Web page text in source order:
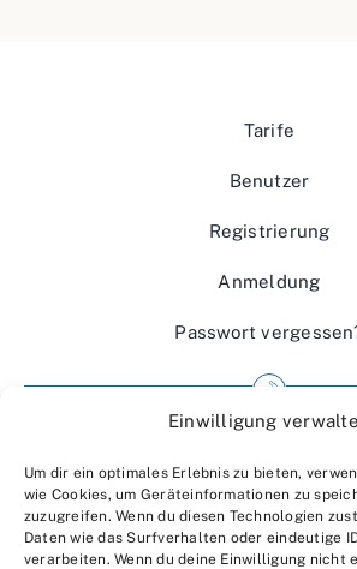
Einwilligung
Um dir ein optimales Erlebnis zu bieten,
wie Cookies, um Geräteinformationen zu
zuzugreifen. Wenn du diesen Technologien
Daten wie das Surfverhalten oder eindeutige
verarbeiten. Wenn du deine Einwilligung nicht
Tarife
Benutzer
Registrierung
Anmeldung
Passwort
Wir über uns
Kontakt